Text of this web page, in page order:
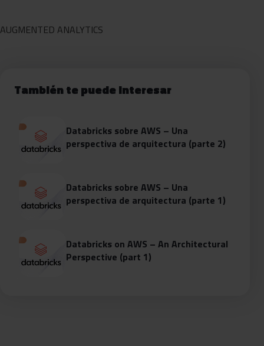
AUGMENTED ANALYTICS
También te puede interesar
Databricks sobre AWS – Una
perspectiva de arquitectura (parte 2)
Databricks sobre AWS – Una
perspectiva de arquitectura (parte 1)
Databricks on AWS – An Architectural
Perspective (part 1)